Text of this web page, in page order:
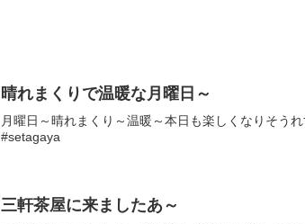
晴れまくりで温暖な月曜日～
月曜日～晴れまくり～温暖～本日も楽しくなりそう
#setagaya
三軒茶屋に来ましたあ～